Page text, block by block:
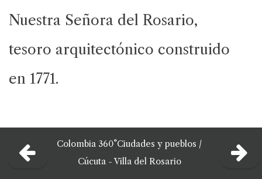
Nuestra Señora del Rosario,
tesoro arquitectónico construido
en 1771.
Colombia 360°Ciudades y pueblos /
Cúcuta - Villa del Rosario